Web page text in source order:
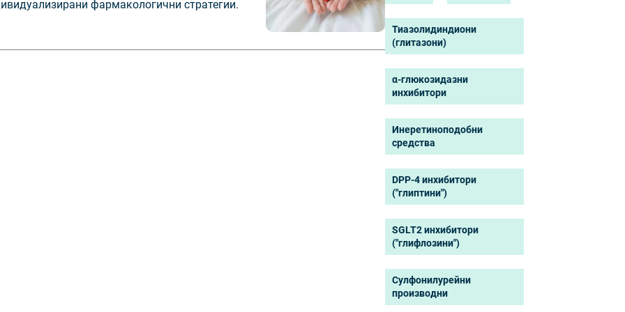
фармакологични стратегии.
Тиазолидиндиони
(глитазони)
α-глюкозидазни
инхибитори
Инеретиноподобни
средства
DPP-4 инхибитори
("глиптини")
SGLT2 инхибитори
("глифлозини")
Сулфонилурейни
производни